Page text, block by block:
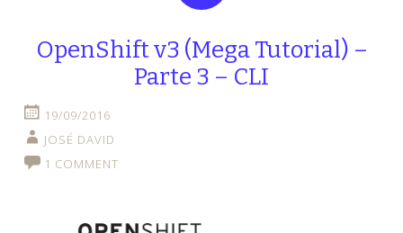
OpenShift v3 (Mega Tutorial) –
Parte 3 – CLI
19/09/2016
JOSÉ DAVID
1 COMMENT